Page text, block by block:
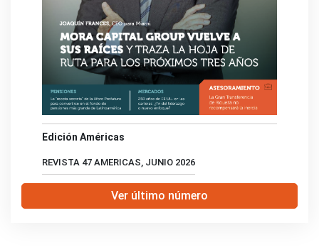
Edición Américas
REVISTA 47 AMERICAS, JUNIO 2026
Ver último número